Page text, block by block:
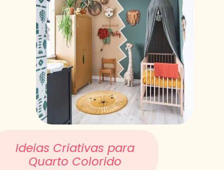
Ideias Criativas para
Quarto Colorido